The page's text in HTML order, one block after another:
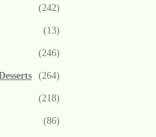
(242)
(13)
(246)
(264)
(218)
(86)